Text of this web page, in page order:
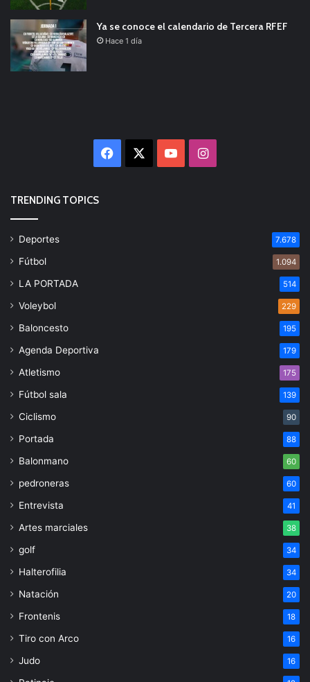
Ya se conoce el calendario de Tercera RFEF
Hace 1 día
Facebook YouTubeInstagram
TRENDING TOPICS
Deportes 7.678
Fútbol 1.094
LA PORTADA 514
Voleybol 229
Baloncesto 195
Agenda Deportiva 179
Atletismo 175
Fútbol sala 139
Ciclismo 90
Portada 88
Balonmano 60
pedroneras 60
Entrevista 41
Artes marciales 38
golf 34
Halterofilia 34
Natación 20
Frontenis 18
Tiro con Arco 16
Judo 16